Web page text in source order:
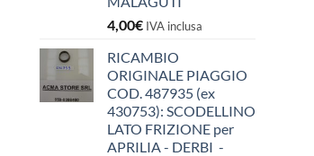
4,00€ IVA inclusa
RICAMBIO
ORIGINALE PIAGGIO
COD. 487935 (ex
430753): SCODELLINO
LATO FRIZIONE per
APRILIA - DERBI -